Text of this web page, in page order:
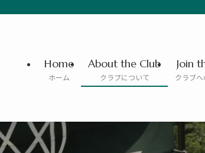
Home
ホーム
About the Club
クラブについて
Join
クラブ